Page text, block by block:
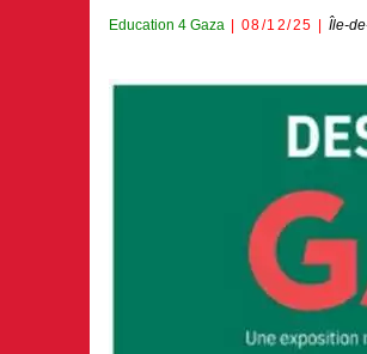
Education 4 Gaza 08/12/25 Île-